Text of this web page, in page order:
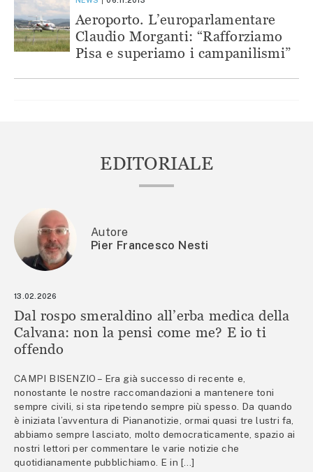
Aeroporto. L’europarlamentare
Claudio Morganti: “Rafforziamo
Pisa e superiamo i campanilismi”
EDITORIALE
Autore
Pier Francesco Nesti
13.02.2026
Dal rospo smeraldino all’erba medica della
Calvana: non la pensi come me? E io ti
offendo
CAMPI BISENZIO – Era già successo di recente e,
nonostante le nostre raccomandazioni a mantenere toni
sempre civili, si sta ripetendo sempre più spesso. Da quando
è iniziata l’avventura di Piananotizie, ormai quasi tre lustri fa,
abbiamo sempre lasciato, molto democraticamente, spazio ai
nostri lettori per commentare le varie notizie che
quotidianamente pubblichiamo. E in […]